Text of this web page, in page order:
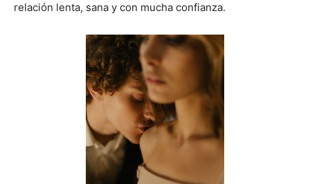
relación lenta, sana y con mucha confianza.